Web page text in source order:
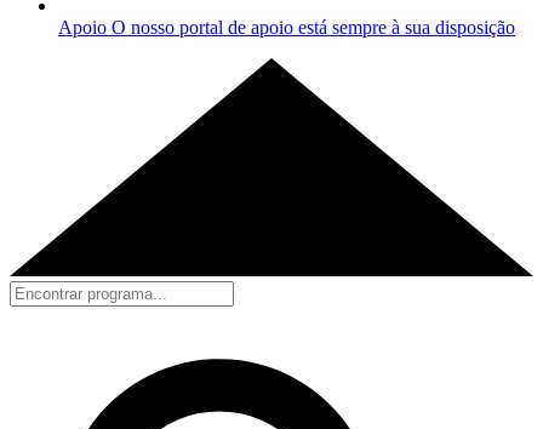
Apoio O nosso portal de apoio está sempre à sua disposição